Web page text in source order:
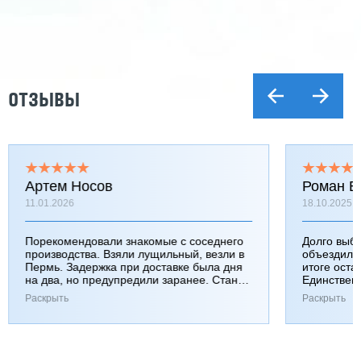
ОТЗЫВЫ
Артем Носов
11.01.2026
Порекомендовали знакомые с соседнего
производства. Взяли лущильный, везли в
Пермь. Задержка при доставке была дня
на два, но предупредили заранее. Станок
работает хорошо, к качеству вопросов нет.
Раскрыть
Роман
18.10.2025
Долго
итоге
Раскрыть